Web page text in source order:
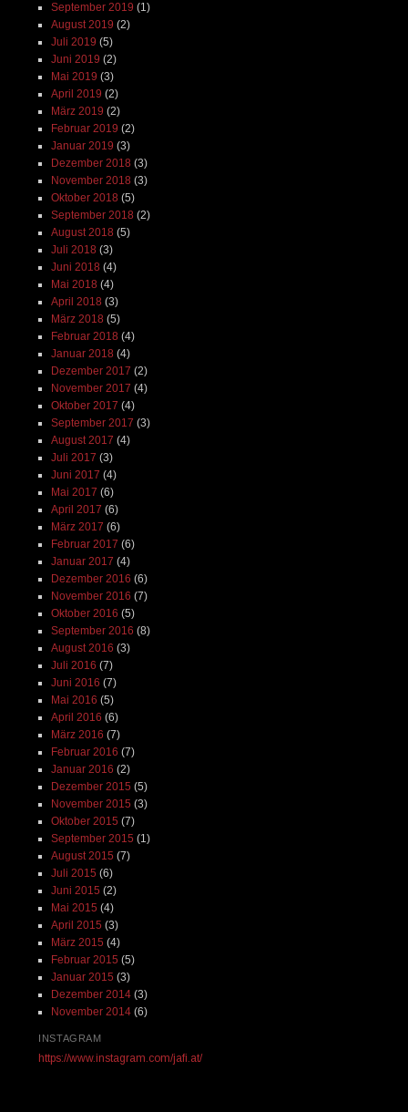
September 2019 (1)
August 2019 (2)
Juli 2019 (5)
Juni 2019 (2)
Mai 2019 (3)
April 2019 (2)
März 2019 (2)
Februar 2019 (2)
Januar 2019 (3)
Dezember 2018 (3)
November 2018 (3)
Oktober 2018 (5)
September 2018 (2)
August 2018 (5)
Juli 2018 (3)
Juni 2018 (4)
Mai 2018 (4)
April 2018 (3)
März 2018 (5)
Februar 2018 (4)
Januar 2018 (4)
Dezember 2017 (2)
November 2017 (4)
Oktober 2017 (4)
September 2017 (3)
August 2017 (4)
Juli 2017 (3)
Juni 2017 (4)
Mai 2017 (6)
April 2017 (6)
März 2017 (6)
Februar 2017 (6)
Januar 2017 (4)
Dezember 2016 (6)
November 2016 (7)
Oktober 2016 (5)
September 2016 (8)
August 2016 (3)
Juli 2016 (7)
Juni 2016 (7)
Mai 2016 (5)
April 2016 (6)
März 2016 (7)
Februar 2016 (7)
Januar 2016 (2)
Dezember 2015 (5)
November 2015 (3)
Oktober 2015 (7)
September 2015 (1)
August 2015 (7)
Juli 2015 (6)
Juni 2015 (2)
Mai 2015 (4)
April 2015 (3)
März 2015 (4)
Februar 2015 (5)
Januar 2015 (3)
Dezember 2014(3)
November 2014(6)
INSTAGRAM
https://www.instagram.com/jafi.at/